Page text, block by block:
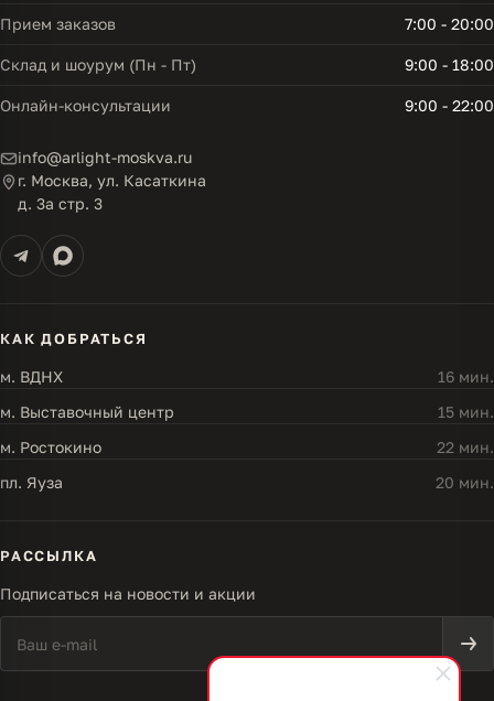
Прием заказов 7:00 - 20:00
Склад и шоурум (Пн - Пт) 9:00 - 18:00
Онлайн-консультации 9:00 - 22:00
info@arlight-moskva.ru
г. Москва, ул. Касаткина
д. 3а стр. 3
КАК ДОБРАТЬСЯ
м. ВДНХ
16 мин.
м. Выставочный центр
15 мин.
м. Ростокино
22 мин.
пл. Яуза
20 мин.
РАССЫЛКА
Подписаться на новости и акции